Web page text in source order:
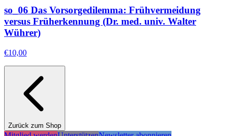
so_06 Das Vorsorgedilemma: Frühvermeidung
versus Früherkennung (Dr. med. univ. Walter
Wührer)
€10,00
Zurück zum Shop